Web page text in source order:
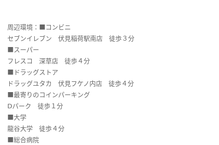
周辺環境：■コンビニ
セブンイレブン 伏見稲荷駅南店 徒歩３分
■スーパー
フレスコ 深草店 徒歩４分
■ドラッグストア
ドラッグユタカ 伏見フケノ内店 徒歩４分
■最寄りのコインパーキング
Ⅾパーク 徒歩１分
■大学
龍谷大学 徒歩４分
■総合病院